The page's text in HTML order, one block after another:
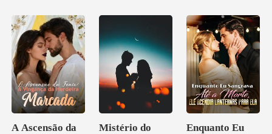
A Ascensão da
Mistério do
Enquanto Eu